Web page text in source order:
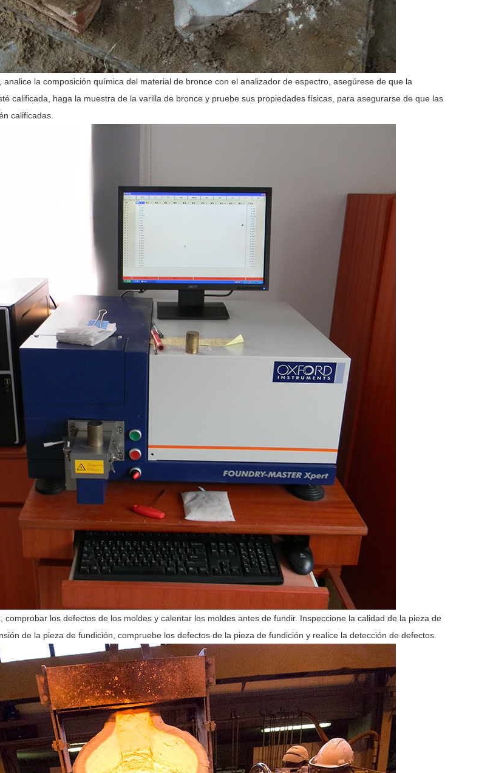
analice la composición química del material de bronce con el analizador de espectro, asegúrese de que la
calificada, haga la muestra de la varilla de bronce y pruebe sus propiedades físicas, para asegurarse de que las
calificadas.
comprobar los defectos de los moldes y calentar los moldes antes de fundir. Inspeccione la calidad de la pieza de
de la pieza de fundición, compruebe los defectos de la pieza de fundición y realice la detección de defectos.